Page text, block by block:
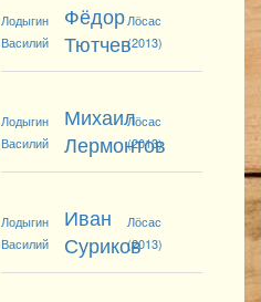
Лодыгин
Василий
Фёдор
Тютчев
Лӧсас
(2013)
Лодыгин
Василий
Михаил
Лермонтов
Лӧсас
(2013)
Лодыгин
Василий
Иван
Суриков
Лӧсас
(2013)